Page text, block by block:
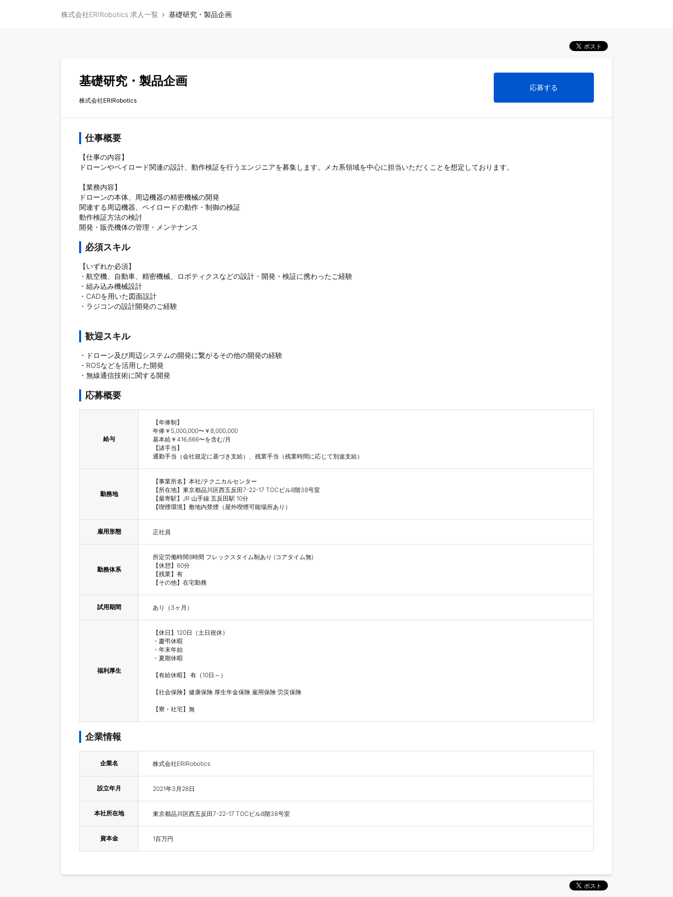
株式会社ERIRobotics 求人一覧 基礎研究・製品企画
基礎研究・製品企画
株式会社ERIRobotics
応募する
仕事概要
【仕事の内容】
ドローンやペイロード関連の設計、動作検証を行うエンジニアを募集します。メカ系領域を中心に担当いただくことを想定しております。
【業務内容】
ドローンの本体、周辺機器の精密機械の開発
関連する周辺機器、ペイロードの動作・制御の検証
動作検証方法の検討
必須スキル
【いずれか必須】
・航空機、自動車、精密機械、ロボティクスなどの設計・開発・検証に携わったご経験
・組み込み機械設計
・CADを用いた図面設計
・ラジコンの設計開発のご経験
歓迎スキル
・ドローン及び周辺システムの開発に繋がるその他の開発の経験
・ROSなどを活用した開発
・無線通信技術に関する開発
応募概要
給与
【年俸制】
年俸￥5,000,000〜￥8,000,000
基本給￥416,666〜を含む/月
【諸手当】
通勤手当（会社規定に基づき支給）、残業手当（残業時間に応じて別途支給）
勤務地
【事業所名】本社/テクニカルセンター
【所在地】東京都品川区西五反田7-22-17 TOCビル8階38号室
【最寄駅】JR 山手線 五反田駅 10分
【喫煙環境】敷地内禁煙（屋外喫煙可能場所あり）
雇用形態 正社員
勤務体系
所定労働時間8時間 フレックスタイム制あり (コアタイム無)
【休憩】60分
【残業】有
【その他】在宅勤務
試用期間 あり（3ヶ月）
福利厚生
【休日】120日（土日祝休）
・慶弔休暇
・年末年始
・夏期休暇
【有給休暇】 有（10日～）
【社会保険】健康保険 厚生年金保険 雇用保険 労災保険
【寮・社宅】無
企業情報
企業名 株式会社ERIRobotics
設立年月 2021年3月26日
本社所在地 東京都品川区西五反田7-22-17 TOCビル8階38号室
資本金 1百万円